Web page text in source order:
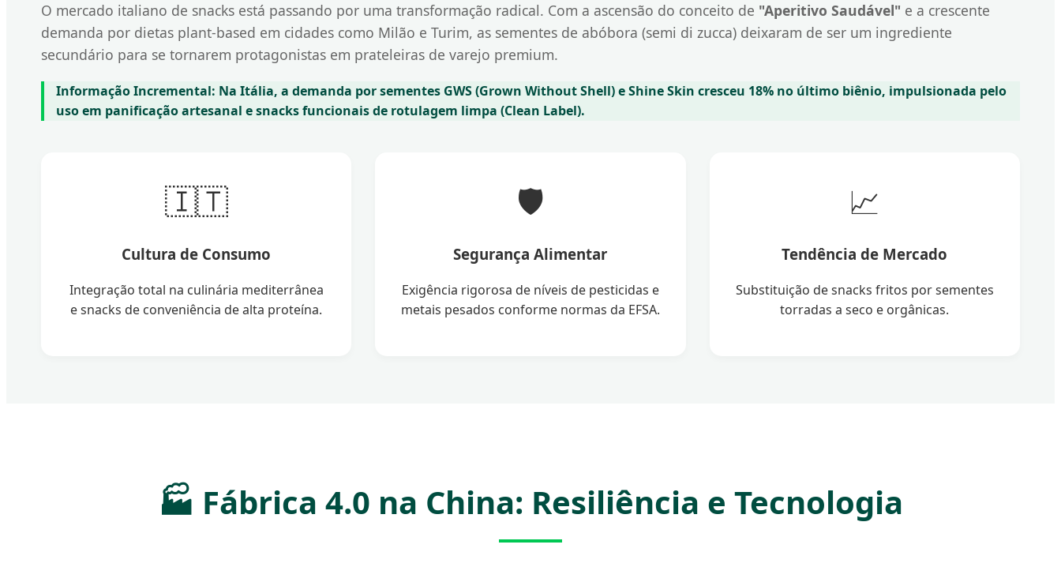
O mercado italiano de snacks está passando por uma transformação radical. Com a ascensão do conceito de "Aperitivo Saudável" e a crescente
demanda por dietas plant-based em cidades como Milão e Turim, as sementes de abóbora (semi di zucca) deixaram de ser um ingrediente
secundário para se tornarem protagonistas em prateleiras de varejo premium.
Informação Incremental: Na Itália, a demanda por sementes GWS (Grown Without Shell) e Shine Skin cresceu 18% no último biênio, impulsionada pelo
uso em panificação artesanal e snacks funcionais de rotulagem limpa (Clean Label).
🇮🇹
Cultura de Consumo
Integração total na culinária mediterrânea
e snacks de conveniência de alta proteína.
🛡️
Segurança Alimentar
Exigência rigorosa de níveis de pesticidas e
metais pesados conforme normas da EFSA.
📈
Tendência de Mercado
Substituição de snacks fritos por sementes
torradas a seco e orgânicas.
🏭 Fábrica 4.0 na China: Resiliência e Tecnologia